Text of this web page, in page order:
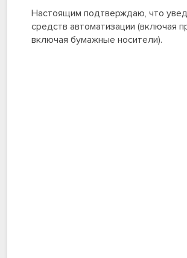
Настоящим подтверждаю, что
средств автоматизации (включая
включая бумажные носители).